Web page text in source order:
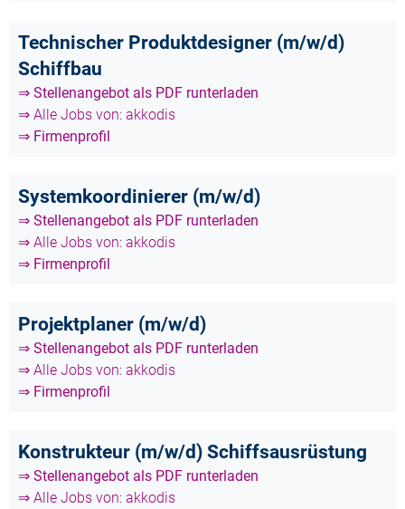
Technischer Produktdesigner (m/w/d)
Schiffbau
⇒ Stellenangebot als PDF runterladen
⇒ Alle Jobs von: akkodis
⇒ Firmenprofil
Systemkoordinierer (m/w/d)
⇒ Stellenangebot als PDF runterladen
⇒ Alle Jobs von: akkodis
⇒ Firmenprofil
Projektplaner (m/w/d)
⇒ Stellenangebot als PDF runterladen
⇒ Alle Jobs von: akkodis
⇒ Firmenprofil
Konstrukteur (m/w/d) Schiffsausrüstung
⇒ Stellenangebot als PDF runterladen
⇒ Alle Jobs von: akkodis